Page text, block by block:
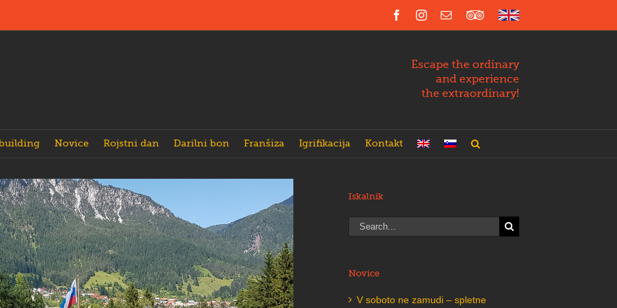
FacebookInstagram
Email
Trip
English
Escape the ordinary
and experience
the extraordinary!
Novice Rojstni dan Darilni bon Franšiza Igrifikacija Kontakt
Iskalnik
Search
for:
Novice
V soboto ne zamudi – spletne